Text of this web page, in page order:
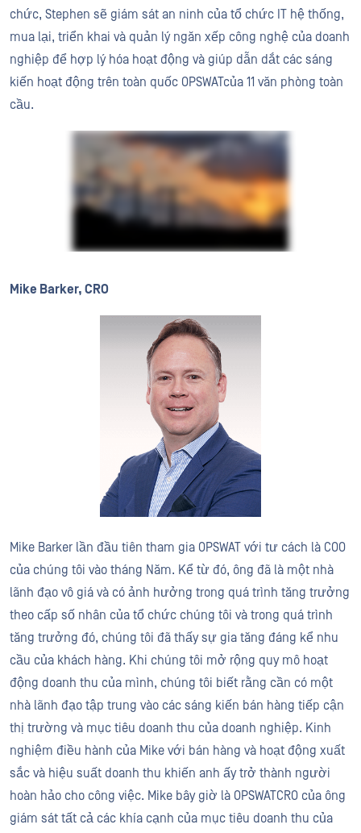
chức, Stephen sẽ giám sát an ninh của tổ chức IT hệ thống,
mua lại, triển khai và quản lý ngăn xếp công nghệ của doanh
nghiệp để hợp lý hóa hoạt động và giúp dẫn dắt các sáng
kiến hoạt động trên toàn quốc OPSWATcủa 11 văn phòng toàn
cầu.
Mike Barker, CRO
Mike Barker lần đầu tiên tham gia OPSWAT với tư cách là COO
của chúng tôi vào tháng Năm. Kể từ đó, ông đã là một nhà
lãnh đạo vô giá và có ảnh hưởng trong quá trình tăng trưởng
theo cấp số nhân của tổ chức chúng tôi và trong quá trình
tăng trưởng đó, chúng tôi đã thấy sự gia tăng đáng kể nhu
cầu của khách hàng. Khi chúng tôi mở rộng quy mô hoạt
động doanh thu của mình, chúng tôi biết rằng cần có một
nhà lãnh đạo tập trung vào các sáng kiến bán hàng tiếp cận
thị trường và mục tiêu doanh thu của doanh nghiệp. Kinh
nghiệm điều hành của Mike với bán hàng và hoạt động xuất
sắc và hiệu suất doanh thu khiến anh ấy trở thành người
hoàn hảo cho công việc. Mike bây giờ là OPSWATCRO của ông
giám sát tất cả các khía cạnh của mục tiêu doanh thu của